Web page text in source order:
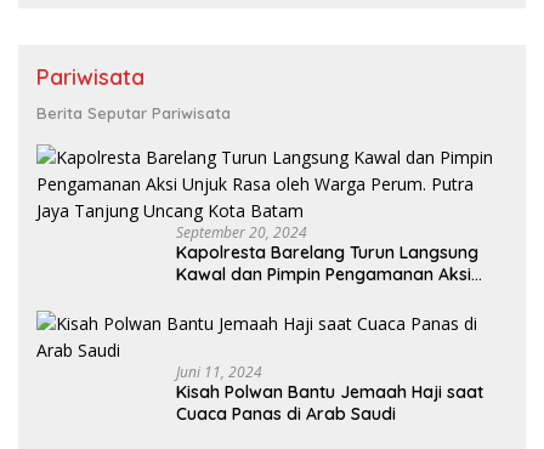
Pariwisata
Berita Seputar Pariwisata
September 20, 2024
Kapolresta Barelang Turun Langsung
Kawal dan Pimpin Pengamanan Aksi
Jaya Tanjung Uncang Kota Batam
Juni 11, 2024
Kisah Polwan Bantu Jemaah Haji saat
Cuaca Panas di Arab Saudi